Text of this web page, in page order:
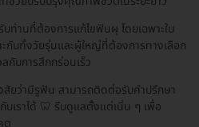
ท่านที่ต้องการแก้ไขฟันผุ โดยเฉพาะใน
กับทั้งวัยรุ่นและผู้ใหญ่ที่ต้องการทางเลือก
กับการสึกกร่อนเร็ว
ว่ามีรูฟัน สามารถติดต่อรับคำปรึกษา
เราได้ 🦷 รีบดูแลตั้งแต่เนิ่น ๆ เพื่อ
ต